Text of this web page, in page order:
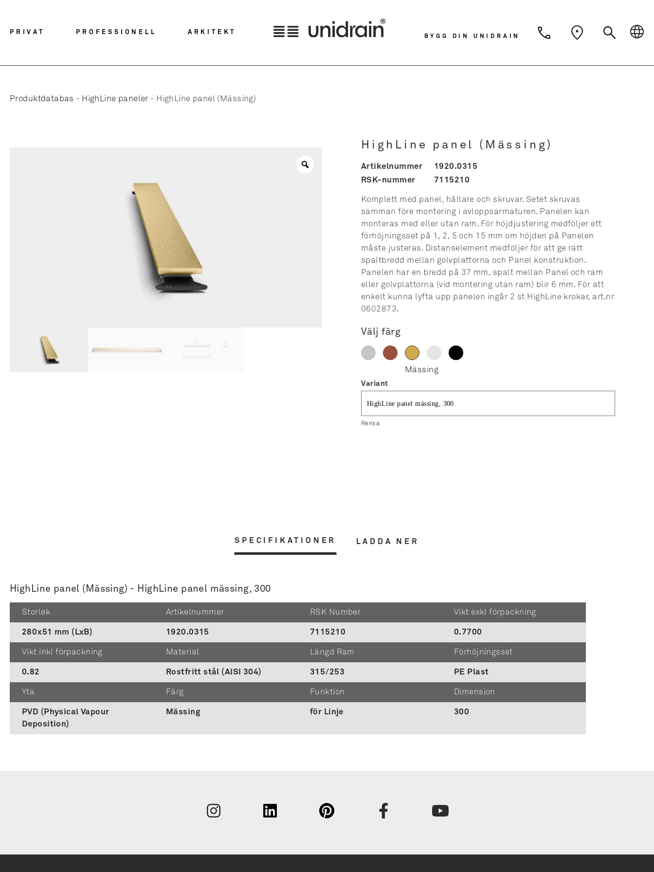
PRIVAT PROFESSIONELL ARKITEKT
BYGG DIN UNIDRAIN
Nederlands
Produktdatabas - HighLine paneler - HighLine panel (Mässing)
HighLine panel (Mässing)
Artikelnummer
1920.0315
RSK-nummer
7115210
Komplett med panel, hållare och skruvar. Setet skruvas
samman före montering i avloppsarmaturen. Panelen kan
monteras med eller utan ram. För höjdjustering medföljer ett
förhöjningsset på 1, 2, 5 och 15 mm om höjden på Panelen
måste justeras. Distanselement medföljer för att ge rätt
spaltbredd mellan golvplattorna och Panel konstruktion.
Panelen har en bredd på 37 mm, spalt mellan Panel och ram
eller golvplattorna (vid montering utan ram) blir 6 mm. För att
enkelt kunna lyfta upp panelen ingår 2 st HighLine krokar, art.nr
0602873.
Välj färg
Variant
Rensa
SPECIFIKATIONER LADDA NER
HighLine panel (Mässing) - HighLine panel mässing, 300
Storlek
280x51 mm (LxB)
Artikelnummer
1920.0315
RSK Number
7115210
Vikt exkl förpackning
0.7700
Vikt inkl förpackning
0.82
Material
Rostfritt stål (AISI 304)
Längd Ram
315/253
Förhöjningsset
PE Plast
Yta
PVD (Physical Vapour
Deposition)
Färg
Mässing
Funktion
för Linje
Dimension
300
nyhedsbrev